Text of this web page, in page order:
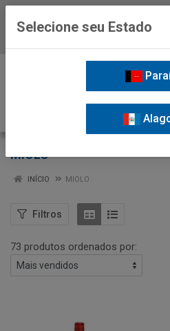
MIOLO
INÍCIO MIOLO
Filtros
73 produtos ordenados por:
Selecione seu Estado